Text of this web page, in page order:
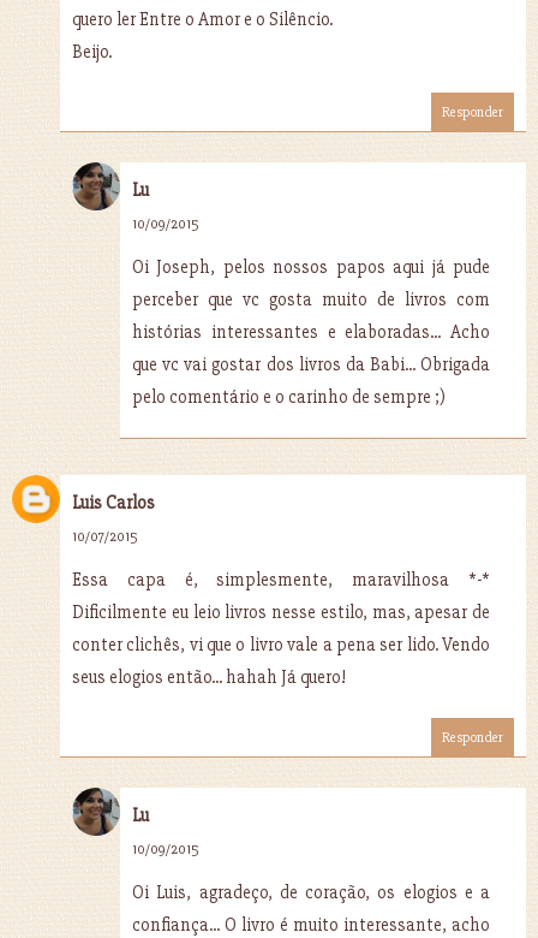
quero ler Entre o Amor e o Silêncio.
Beijo.
Responder
Lu
10/09/2015
Oi Joseph, pelos nossos papos aqui já pude
perceber que vc gosta muito de livros com
histórias interessantes e elaboradas... Acho
que vc vai gostar dos livros da Babi... Obrigada
pelo comentário e o carinho de sempre ;)
Luis Carlos
10/07/2015
Essa capa é, simplesmente, maravilhosa *-*
Dificilmente eu leio livros nesse estilo, mas, apesar de
conter clichês, vi que o livro vale a pena ser lido. Vendo
seus elogios então... hahah Já quero!
Responder
Lu
10/09/2015
Oi Luis, agradeço, de coração, os elogios e a
confiança... O livro é muito interessante, acho